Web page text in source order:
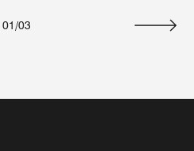
01 /03